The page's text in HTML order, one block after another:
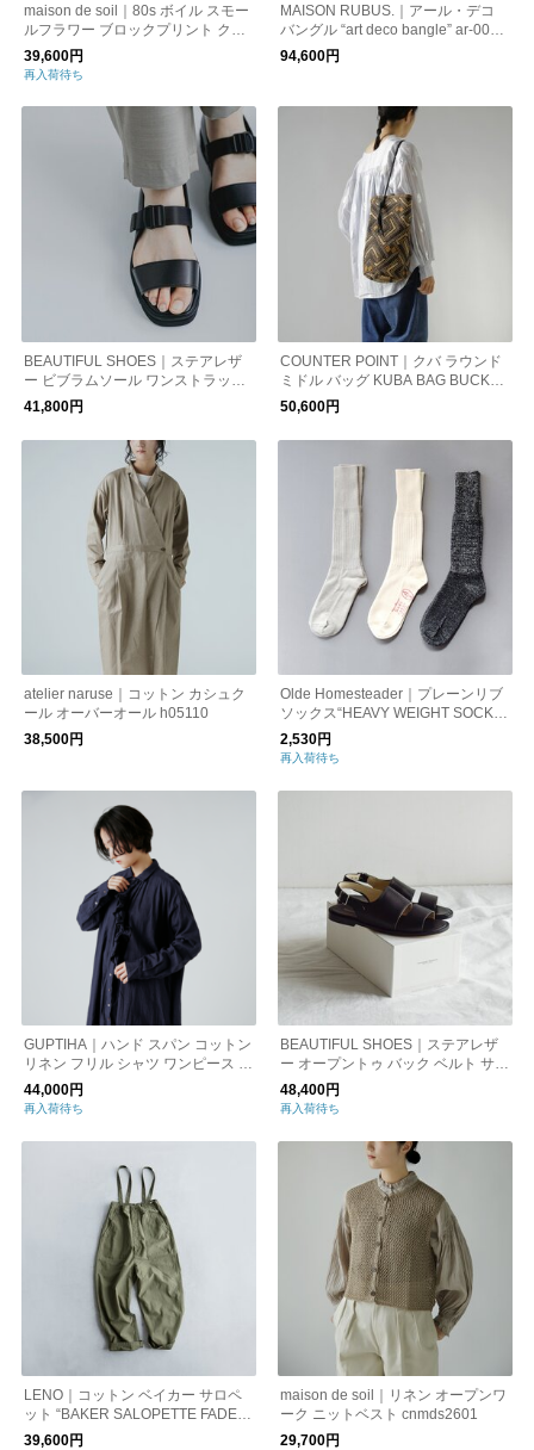
maison de soil｜80s ボイル スモー
ルフラワー ブロックプリント クル
ーネック ミニピンタック ハーフス
リーブ ドレス nmds23042
39,600円
再入荷待ち
MAISON RUBUS.｜アール・デコ
バングル “art deco bangle” ar-006-
287
94,600円
BEAUTIFUL SHOES｜ステアレザ
ー ビブラムソール ワンストラップ
サンダル one-strap-sandals
41,800円
COUNTER POINT｜クバ ラウンド
ミドル バッグ KUBA BAG BUCKET
round middle wfl26-s06-5-1
50,600円
atelier naruse｜コットン カシュク
ール オーバーオール h05110
38,500円
Olde Homesteader｜プレーンリブ
ソックス“HEAVY WEIGHT SOCKS”
靴下 hs002
2,530円
再入荷待ち
GUPTIHA｜ハンド スパン コットン
リネン フリル シャツ ワンピース 1
3247-999
44,000円
再入荷待ち
BEAUTIFUL SHOES｜ステアレザ
ー オープントゥ バック ベルト サン
ダル backbeltsandals
48,400円
再入荷待ち
LENO｜コットン ベイカー サロペ
ット “BAKER SALOPETTE FADE” l
eno-pt016
39,600円
maison de soil｜リネン オープンワ
ーク ニットベスト cnmds2601
29,700円